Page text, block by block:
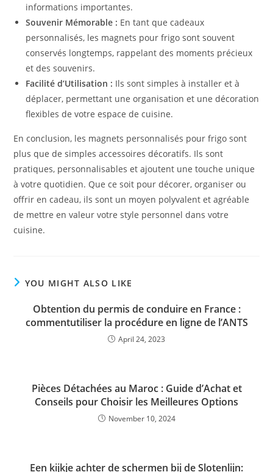
informations importantes.
Souvenir Mémorable : En tant que cadeaux
personnalisés, les magnets pour frigo sont souvent
conservés longtemps, rappelant des moments précieux
et des souvenirs.
Facilité d’Utilisation : Ils sont simples à installer et à
déplacer, permettant une organisation et une décoration
flexibles de votre espace de cuisine.
En conclusion, les magnets personnalisés pour frigo sont
plus que de simples accessoires décoratifs. Ils sont
pratiques, personnalisables et ajoutent une touche unique
à votre quotidien. Que ce soit pour décorer, organiser ou
offrir en cadeau, ils sont un moyen polyvalent et agréable
de mettre en valeur votre style personnel dans votre
cuisine.
YOU MIGHT ALSO LIKE
Obtention du permis de conduire en France :
commentutiliser la procédure en ligne de l’ANTS
April 24, 2023
Pièces Détachées au Maroc : Guide d’Achat et
Conseils pour Choisir les Meilleures Options
November 10, 2024
Een kijkje achter de schermen bij de Slotenlijn: